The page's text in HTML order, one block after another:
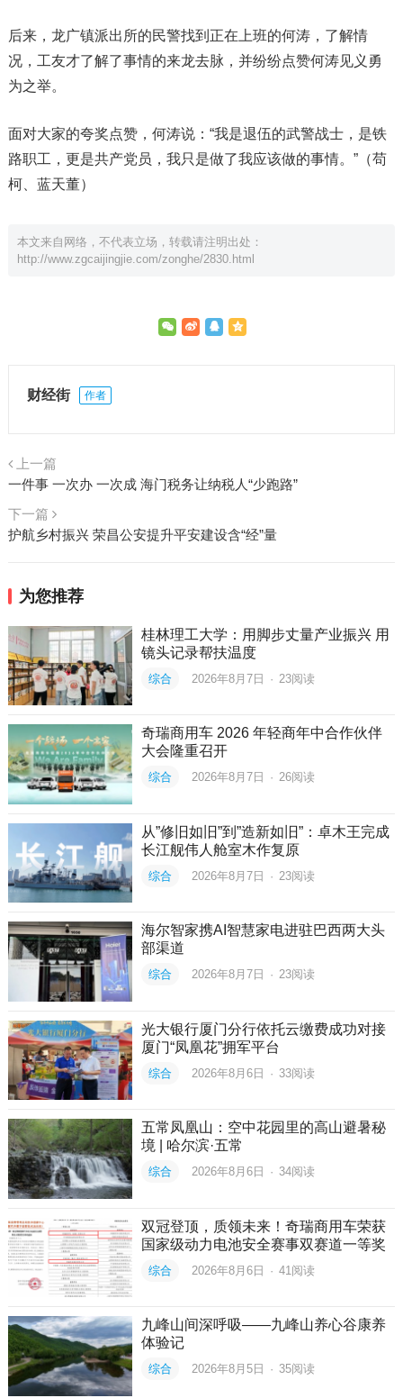
后来，龙广镇派出所的民警找到正在上班的何涛，了解情
况，工友才了解了事情的来龙去脉，并纷纷点赞何涛见义勇
为之举。
面对大家的夸奖点赞，何涛说：“我是退伍的武警战士，是铁
路职工，更是共产党员，我只是做了我应该做的事情。”（苟
柯、蓝天董）
本文来自网络，不代表立场，转载请注明出处：
http://www.zgcaijingjie.com/zonghe/2830.html
财经街 作者
上一篇
一件事 一次办 一次成 海门税务让纳税人“少跑路”
下一篇
护航乡村振兴 荣昌公安提升平安建设含“经”量
为您推荐
桂林理工大学：用脚步丈量产业振兴 用
镜头记录帮扶温度
综合 2026年8月7日 · 23阅读
奇瑞商用车 2026 年轻商年中合作伙伴
大会隆重召开
综合 2026年8月7日 · 26阅读
从”修旧如旧”到”造新如旧”：卓木王完成
长江舰伟人舱室木作复原
综合 2026年8月7日 · 23阅读
海尔智家携AI智慧家电进驻巴西两大头
部渠道
综合 2026年8月7日 · 23阅读
光大银行厦门分行依托云缴费成功对接
厦门“凤凰花”拥军平台
综合 2026年8月6日 · 33阅读
五常凤凰山：空中花园里的高山避暑秘
境 | 哈尔滨·五常
综合 2026年8月6日 · 34阅读
双冠登顶，质领未来！奇瑞商用车荣获
国家级动力电池安全赛事双赛道一等奖
综合 2026年8月6日 · 41 阅读
九峰山间深呼吸——九峰山养心谷康养
体验记
综合 2026年8月5日 · 35阅读